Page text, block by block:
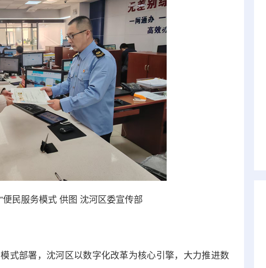
便民服务模式 供图 沈河区委宣传部
部署，沈河区以数字化改革为核心引擎，大力推进数